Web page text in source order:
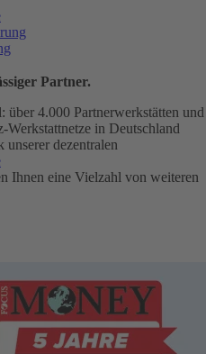
Partner.
über 4.000 Partnerwerkstätten und
Werkstattnetze in Deutschland
dezentralen
Ihnen eine Vielzahl von weiteren